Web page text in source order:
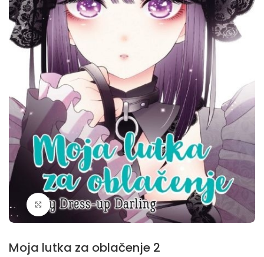
Klikni da povečaš
Moja lutka za oblačenje 2